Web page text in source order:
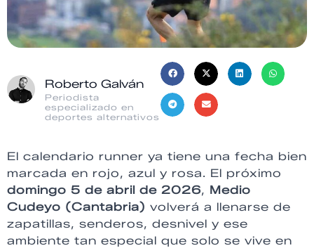
Roberto Galván
Periodista
especializado en
deportes alternativos
El calendario runner ya tiene una fecha bien
marcada en rojo, azul y rosa. El próximo
domingo 5 de abril de 2026, Medio
Cudeyo (Cantabria) volverá a llenarse de
zapatillas, senderos, desnivel y ese
ambiente tan especial que solo se vive en